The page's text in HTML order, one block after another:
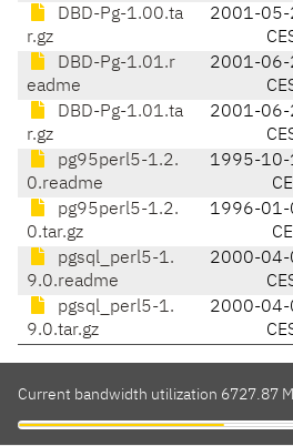
DBD-Pg-1.00.ta
r.gz
2001-05-
DBD-Pg-1.01.r
eadme
2001-06-
DBD-Pg-1.01.ta
r.gz
2001-06-
pg95perl5-1.2.
0.readme
1995-10-
CET
pg95perl5-1.2.
0.tar.gz
1996-01-
CET
pgsql_perl5-1.
9.0.readme
2000-04-
pgsql_perl5-1.
9.0.tar.gz
2000-04-
Current bandwidth utilization 6727.87